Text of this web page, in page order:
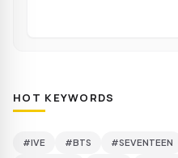
HOT KEYWORDS
#IVE #BTS #SEVENTEEN